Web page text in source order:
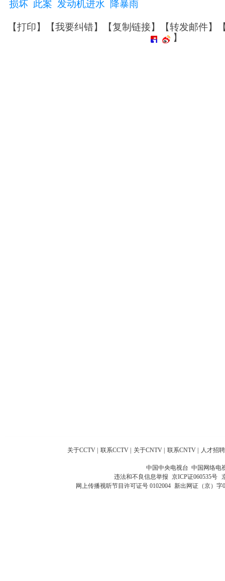
损坏 此案 发动机进水 降暴雨
【打印】【我要纠错】【复制链接】【转发邮件】
】
关于CCTV 联系CCTV 关于CNTV 联系CNTV 人才招聘
中国中央电视台 中国网络电
违法和不良信息举报 京ICP证060535号
网上传播视听节目许可证号 0102004 新出网证（京）